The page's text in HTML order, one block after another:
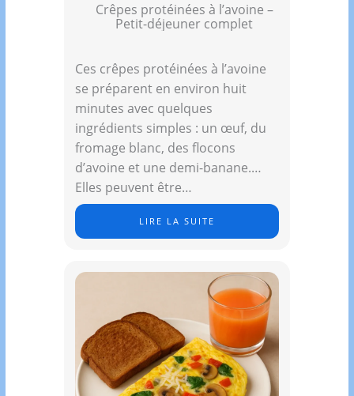
Crêpes protéinées à l’avoine –
Petit-déjeuner complet
Ces crêpes protéinées à l’avoine
se préparent en environ huit
minutes avec quelques
ingrédients simples : un œuf, du
fromage blanc, des flocons
d’avoine et une demi-banane.
Elles peuvent être…
LIRE LA SUITE